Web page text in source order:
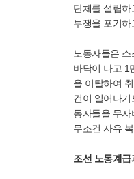
단체를 설립하
투쟁을 포기하
노동자들은
바닥이 나고 1
을 이탈하여
건이 일어나
동자들을 무
무조건 자유
조선 노동계급